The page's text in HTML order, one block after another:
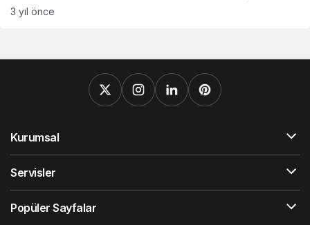
3 yıl önce
Kurumsal
Servisler
Popüler Sayfalar